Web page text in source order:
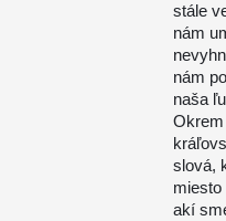
stále
nám
nám
naša
slová,
akí